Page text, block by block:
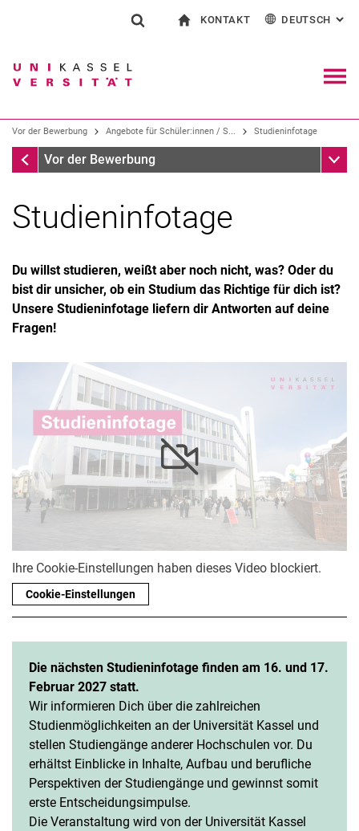
Springe direkt zu: Inhalt
Springe direkt zu: Suche
Springe direkt zu:
Suchen (öffnet externen Link in einem
KONTAKT
Kontakt für Presse und Öffentlichkeit
Einrichtungen suchen
Personen suchen
DEUTSCH :
Vor der Bewerbung Angebote für Schüler:innen / S... Studieninfotage
Angebote für Schüler:innen / Studieninteressierte
Vor der Bewerbung
Studienwahl nach Themen
Probiere aus
Studieninfotage
Kooperationsschulen
Informationen für Schulen/Lehrer:innen
Studieninfotage
Du willst studieren, weißt aber noch nicht, was? Oder du
bist dir unsicher, ob ein Studium das Richtige für dich ist?
Unsere Studieninfotage liefern dir Antworten auf deine
Fragen!
Ihre Cookie-Einstellungen haben dieses Video blockiert.
Cookie-Einstellungen
Die nächsten Studieninfotage finden am 16. und 17.
Februar 2027 statt.
Wir informieren Dich über die zahlreichen
Studienmöglichkeiten an der Universität Kassel und
stellen Studiengänge anderer Hochschulen vor. Du
erhältst Einblicke in Inhalte, Aufbau und berufliche
Perspektiven der Studiengänge und gewinnst somit
erste Entscheidungsimpulse.
Die Veranstaltung wird von der Universität Kassel